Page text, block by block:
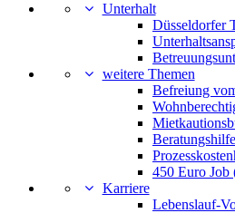
Unterhalt
Düsseldorfer
weitere Themen
Befreiung
Beratungshilfe
450 Euro
Karriere
Lebenslauf-